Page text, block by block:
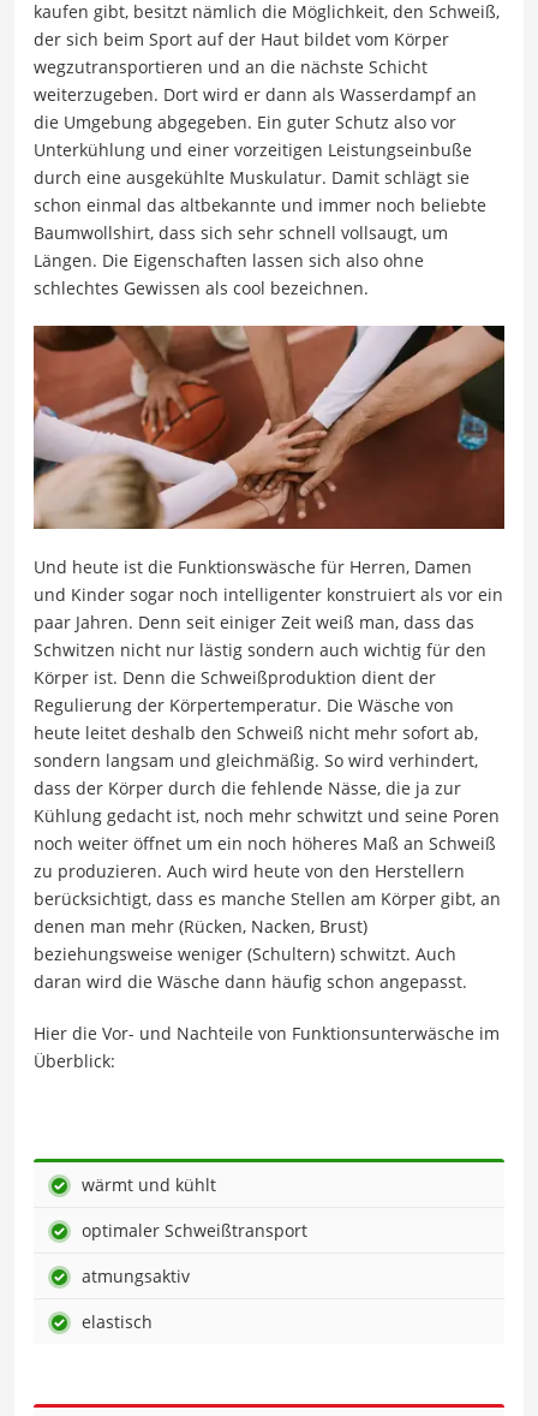
kaufen gibt, besitzt nämlich die Möglichkeit, den Schweiß,
der sich beim Sport auf der Haut bildet vom Körper
wegzutransportieren und an die nächste Schicht
weiterzugeben. Dort wird er dann als Wasserdampf an
die Umgebung abgegeben. Ein guter Schutz also vor
Unterkühlung und einer vorzeitigen Leistungseinbuße
durch eine ausgekühlte Muskulatur. Damit schlägt sie
schon einmal das altbekannte und immer noch beliebte
Baumwollshirt, dass sich sehr schnell vollsaugt, um
Längen. Die Eigenschaften lassen sich also ohne
schlechtes Gewissen als cool bezeichnen.
Und heute ist die Funktionswäsche für Herren, Damen
und Kinder sogar noch intelligenter konstruiert als vor ein
paar Jahren. Denn seit einiger Zeit weiß man, dass das
Schwitzen nicht nur lästig sondern auch wichtig für den
Körper ist. Denn die Schweißproduktion dient der
Regulierung der Körpertemperatur. Die Wäsche von
heute leitet deshalb den Schweiß nicht mehr sofort ab,
sondern langsam und gleichmäßig. So wird verhindert,
dass der Körper durch die fehlende Nässe, die ja zur
Kühlung gedacht ist, noch mehr schwitzt und seine Poren
noch weiter öffnet um ein noch höheres Maß an Schweiß
zu produzieren. Auch wird heute von den Herstellern
berücksichtigt, dass es manche Stellen am Körper gibt, an
denen man mehr (Rücken, Nacken, Brust)
beziehungsweise weniger (Schultern) schwitzt. Auch
daran wird die Wäsche dann häufig schon angepasst.
Hier die Vor- und Nachteile von Funktionsunterwäsche im
Überblick:
wärmt und kühlt
optimaler Schweißtransport
atmungsaktiv
elastisch